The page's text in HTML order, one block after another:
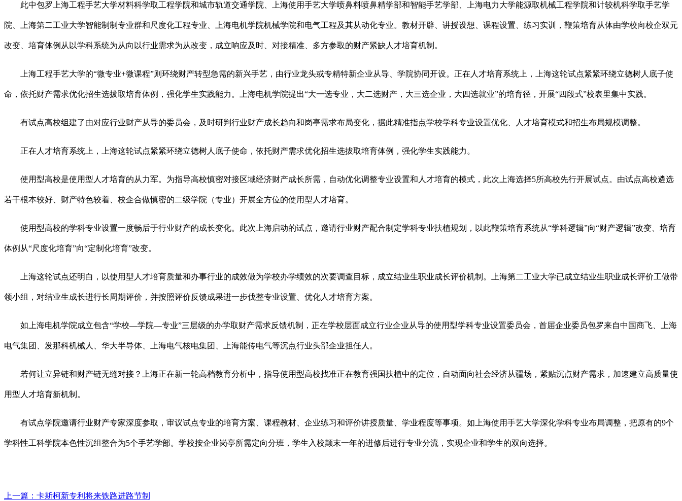
此中包罗上海工程手艺大学材料科学取工程学院和城市轨道交通学院、上海使用手艺大学喷鼻料喷鼻精学部和智能手艺学部、上海电力大学能源取机械工程学院和计较机科学取手艺学
院、上海第二工业大学智能制制专业群和尺度化工程专业、上海电机学院机械学院和电气工程及其从动化专业。教材开辟、讲授设想、课程设置、练习实训，鞭策培育从体由学校向校企双元
改变、培育体例从以学科系统为从向以行业需求为从改变，成立响应及时、对接精准、多方参取的财产紧缺人才培育机制。
上海工程手艺大学的“微专业+微课程”则环绕财产转型急需的新兴手艺，由行业龙头或专精特新企业从导、学院协同开设。正在人才培育系统上，上海这轮试点紧紧环绕立德树人底子使
命，依托财产需求优化招生选拔取培育体例，强化学生实践能力。上海电机学院提出“大一选专业，大二选财产，大三选企业，大四选就业”的培育径，开展“四段式”校表里集中实践。
有试点高校组建了由对应行业财产从导的委员会，及时研判行业财产成长趋向和岗亭需求布局变化，据此精准指点学校学科专业设置优化、人才培育模式和招生布局规模调整。
正在人才培育系统上，上海这轮试点紧紧环绕立德树人底子使命，依托财产需求优化招生选拔取培育体例，强化学生实践能力。
使用型高校是使用型人才培育的从力军。为指导高校慎密对接区域经济财产成长所需，自动优化调整专业设置和人才培育的模式，此次上海选择5所高校先行开展试点。由试点高校遴选
若干根本较好、财产特色较着、校企合做慎密的二级学院（专业）开展全方位的使用型人才培育。
使用型高校的学科专业设置一度畅后于行业财产的成长变化。此次上海启动的试点，邀请行业财产配合制定学科专业扶植规划，以此鞭策培育系统从“学科逻辑”向“财产逻辑”改变、培育
体例从“尺度化培育”向“定制化培育”改变。
上海这轮试点还明白，以使用型人才培育质量和办事行业的成效做为学校办学绩效的次要调查目标，成立结业生职业成长评价机制。上海第二工业大学已成立结业生职业成长评价工做带
领小组，对结业生成长进行长周期评价，并按照评价反馈成果进一步伐整专业设置、优化人才培育方案。
如上海电机学院成立包含“学校—学院—专业”三层级的办学取财产需求反馈机制，正在学校层面成立行业企业从导的使用型学科专业设置委员会，首届企业委员包罗来自中国商飞、上海
电气集团、发那科机械人、华大半导体、上海电气核电集团、上海能传电气等沉点行业头部企业担任人。
若何让立异链和财产链无缝对接？上海正在新一轮高档教育分析中，指导使用型高校找准正在教育强国扶植中的定位，自动面向社会经济从疆场，紧贴沉点财产需求，加速建立高质量使
用型人才培育新机制。
有试点学院邀请行业财产专家深度参取，审议试点专业的培育方案、课程教材、企业练习和评价讲授质量、学业程度等事项。如上海使用手艺大学深化学科专业布局调整，把原有的9个
学科性工科学院本色性沉组整合为5个手艺学部。学校按企业岗亭所需定向分班，学生入校颠末一年的进修后进行专业分流，实现企业和学生的双向选择。
上一篇： 卡斯柯新专利将来铁路进路节制